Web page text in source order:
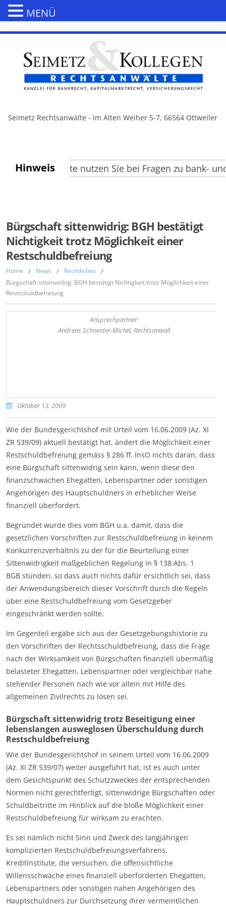
Seimetz Rechtsanwälte - Im Alten Weiher 5-7, 66564 Ottweiler
Hinweisbitte nutzen Sie bei Fragen zu bank- und
Bürgschaft sittenwidrig: BGH bestätigt
Nichtigkeit trotz Möglichkeit einer
Restschuldbefreiung
Home / News / Rechtliches /
Bürgschaft sittenwidrig: BGH bestätigt Nichtigkeit trotz Möglichkeit einer
Restschuldbefreiung
Ansprechpartner:
Andreas Schneider-Michel, Rechtsanwalt
Oktober 13, 2009
Wie der Bundesgerichtshof mit Urteil vom 16.06.2009 (Az. XI
ZR 539/09) aktuell bestätigt hat, ändert die Möglichkeit einer
Restschuldbefreiung gemäss § 286 ff. InsO nichts daran, dass
eine Bürgschaft sittenwidrig sein kann, wenn diese den
finanzschwachen Ehegatten, Lebenspartner oder sonstigen
Angehörigen des Hauptschuldners in erheblicher Weise
finanziell überfordert.
Begründet wurde dies vom BGH u.a. damit, dass die
gesetzlichen Vorschriften zur Restschuldbefreiung in keinem
Konkurrenzverhältnis zu der für die Beurteilung einer
Sittenwidrigkeit maßgeblichen Regelung in § 138 Abs. 1
BGB stünden, so dass auch nichts dafür ersichtlich sei, dass
der Anwendungsbereich dieser Vorschrift durch die Regeln
über eine Restschuldbefreiung vom Gesetzgeber
eingeschränkt werden sollte.
Im Gegenteil ergäbe sich aus der Gesetzgebungshistorie zu
den Vorschriften der Rechtsschuldbefreiung, dass die Frage
nach der Wirksamkeit von Bürgschaften finanziell übermäßig
belasteter Ehegatten, Lebenspartner oder vergleichbar nahe
stehender Personen nach wie vor allein mit Hilfe des
allgemeinen Zivilrechts zu lösen sei.
Bürgschaft sittenwidrig trotz Beseitigung einer
lebenslangen ausweglosen Überschuldung durch
Restschuldbefreiung
Wie der Bundesgerichtshof in seinem Urteil vom 16.06.2009
(Az. XI ZR 539/07) weiter ausgeführt hat, ist es auch unter
dem Gesichtspunkt des Schutzzweckes der entsprechenden
Normen nicht gerechtfertigt, sittenwidrige Bürgschaften oder
Schuldbeitritte im Hinblick auf die bloße Möglichkeit einer
Restschuldbefreiung für wirksam zu erachten.
Es sei nämlich nicht Sinn und Zweck des langjährigen
komplizierten Restschuldbefreiungsverfahrens,
Kreditinstitute, die versuchen, die offensichtliche
Willensschwäche eines finanziell überforderten Ehegatten,
Lebenspartners oder sonstigen nahen Angehörigen des
Hauptschuldners zur Durchsetzung ihrer vermeintlichen
MENÜ